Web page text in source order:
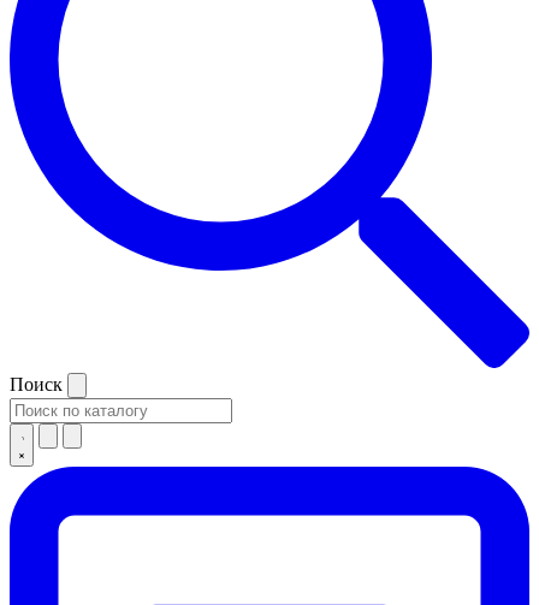
Поиск